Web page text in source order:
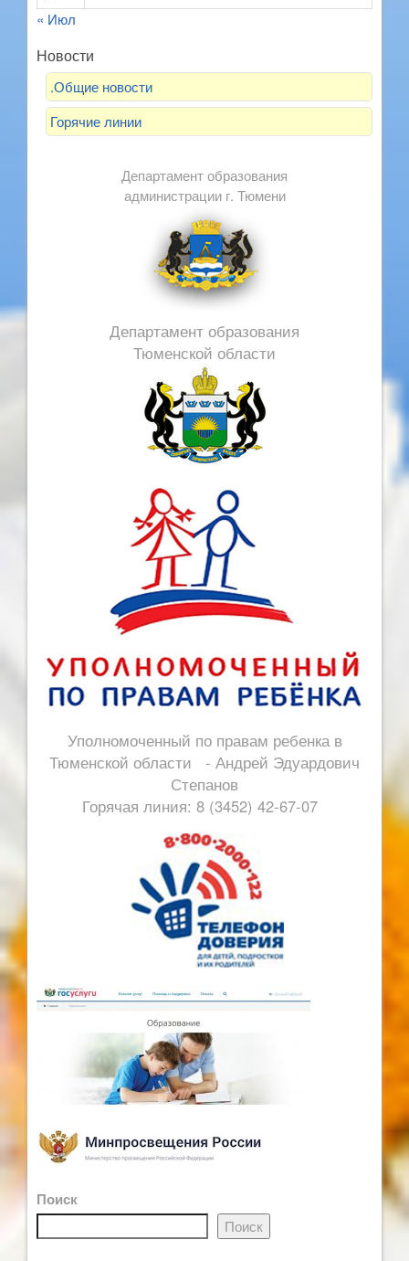
« Июл
Новости
.Общие новости
Горячие линии
Департамент образования
администрации г. Тюмени
Департамент образования
Тюменской области
Уполномоченный по правам ребенка в
Тюменской области - Андрей Эдуардович
Степанов
Горячая линия: 8 (3452) 42-67-07
Поиск
Поиск